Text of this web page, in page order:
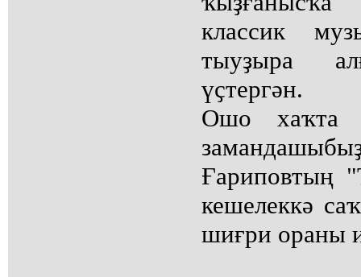
классик
тыуҙыра
үҫтергән.
Ошо хаҡта
Ғариповтың
кешелеккә
шиғри ораны